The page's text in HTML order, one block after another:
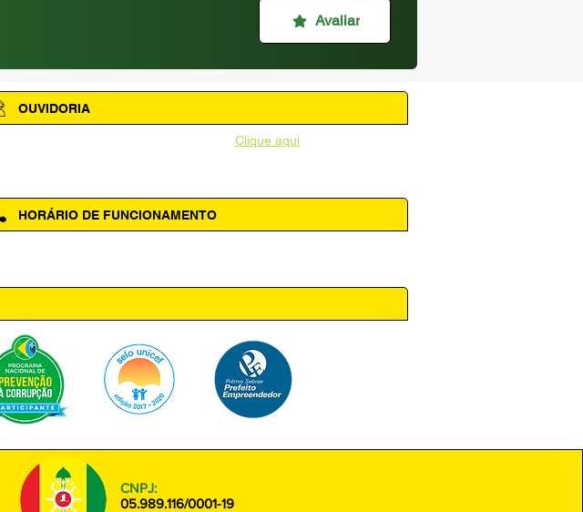
Avaliar
Clique aqui
OUVIDORIA
HORÁRIO DE FUNCIONAMENTO
CNPJ:
05.989.116/0001-19